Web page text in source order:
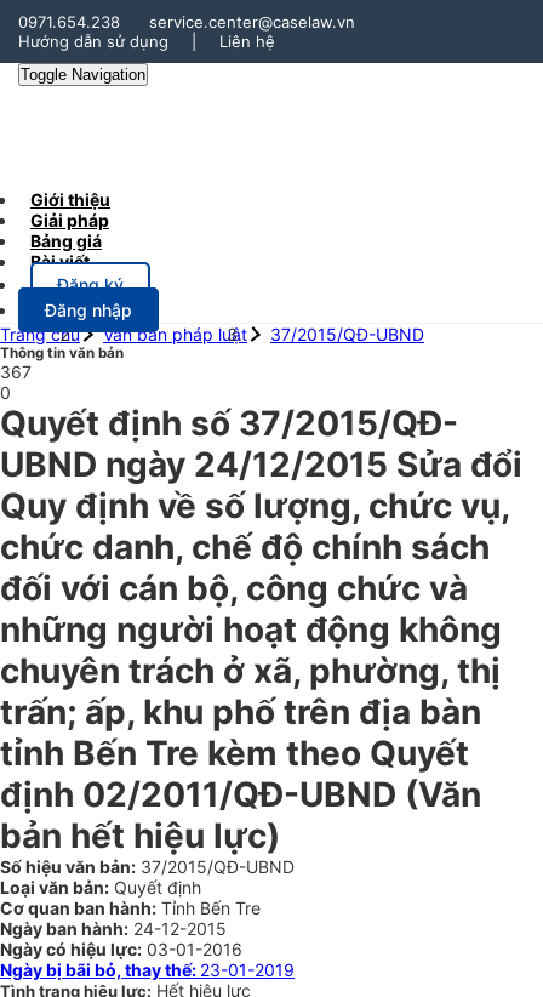
0971.654.238
service.center@caselaw.vn
Hướng dẫn sử dụng
Liên hệ
Toggle Navigation
Giới thiệu
Giải pháp
Bảng giá
Bài viết
Đăng ký
Đăng nhập
Trang chủ
Văn bản pháp luật 37/2015/QĐ-UBND
Thông tin văn bản
367
0
Quyết định số 37/2015/QĐ-
UBND ngày 24/12/2015 Sửa đổi
Quy định về số lượng, chức vụ,
chức danh, chế độ chính sách
đối với cán bộ, công chức và
những người hoạt động không
chuyên trách ở xã, phường, thị
trấn; ấp, khu phố trên địa bàn
tỉnh Bến Tre kèm theo Quyết
định 02/2011/QĐ-UBND (Văn
bản hết hiệu lực)
Số hiệu văn bản: 37/2015/QĐ-UBND
Loại văn bản: Quyết định
Cơ quan ban hành: Tỉnh Bến Tre
Ngày ban hành: 24-12-2015
Ngày có hiệu lực: 03-01-2016
Ngày bị bãi bỏ, thay thế: 23-01-2019
Tình trạng hiệu lực: Hết hiệu lực